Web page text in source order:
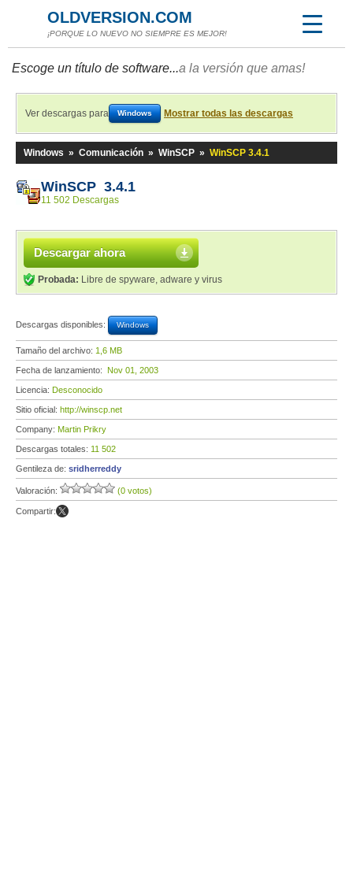
OLDVERSION.COM
¡PORQUE LO NUEVO NO SIEMPRE ES MEJOR!
Escoge un título de software...a la versión que amas!
Ver descargas para Windows Mostrar todas las descargas
Windows » Comunicación » WinSCP » WinSCP 3.4.1
WinSCP 3.4.1
11 502 Descargas
Descargar ahora
Probada: Libre de spyware, adware y virus
Descargas disponibles: Windows
Tamaño del archivo: 1,6 MB
Fecha de lanzamiento: Nov 01, 2003
Licencia: Desconocido
Sitio oficial: http://winscp.net
Company: Martin Prikry
Descargas totales: 11 502
Gentileza de: sridherreddy
Valoración: (0 votos)
Compartir: